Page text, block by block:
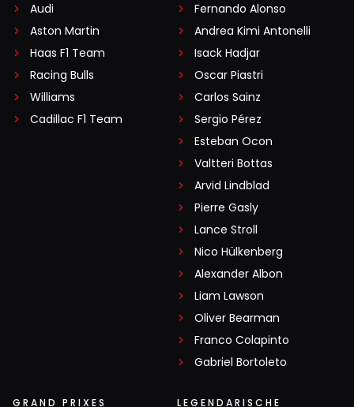
Audi
Aston Martin
Haas F1 Team
Racing Bulls
Williams
Cadillac F1 Team
Fernando Alonso
Andrea Kimi Antonelli
Isack Hadjar
Oscar Piastri
Carlos Sainz
Sergio Pérez
Esteban Ocon
Valtteri Bottas
Arvid Lindblad
Pierre Gasly
Lance Stroll
Nico Hülkenberg
Alexander Albon
Liam Lawson
Oliver Bearman
Franco Colapinto
Gabriel Bortoleto
GRAND PRIXES
LEGENDARISCHE